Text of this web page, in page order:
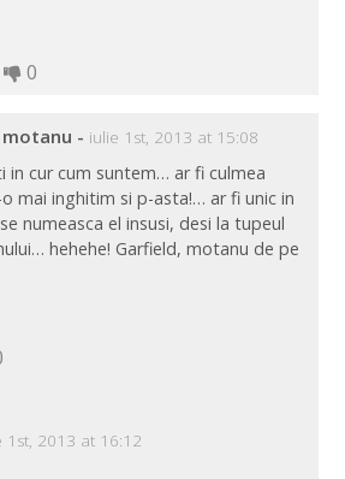
0
- iulie 1st, 2013 at 15:08
in cur cum suntem… ar fi culmea
mai inghitim si p-asta!… ar fi unic in
numeasca el insusi, desi la tupeul
hehehe! Garfield, motanu de pe
1st, 2013 at 16:12